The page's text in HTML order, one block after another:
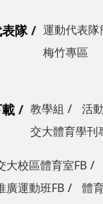
隊 運動代表隊
梅竹專區
教學組 活
交大體育學刊
大校區體育室FB
廣運動班FB
體